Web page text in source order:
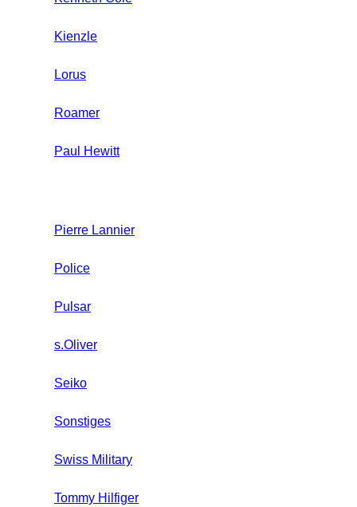
Kienzle
Lorus
Roamer
Paul Hewitt
Pierre Lannier
Police
Pulsar
s.Oliver
Seiko
Sonstiges
Swiss Military
Tommy Hilfiger